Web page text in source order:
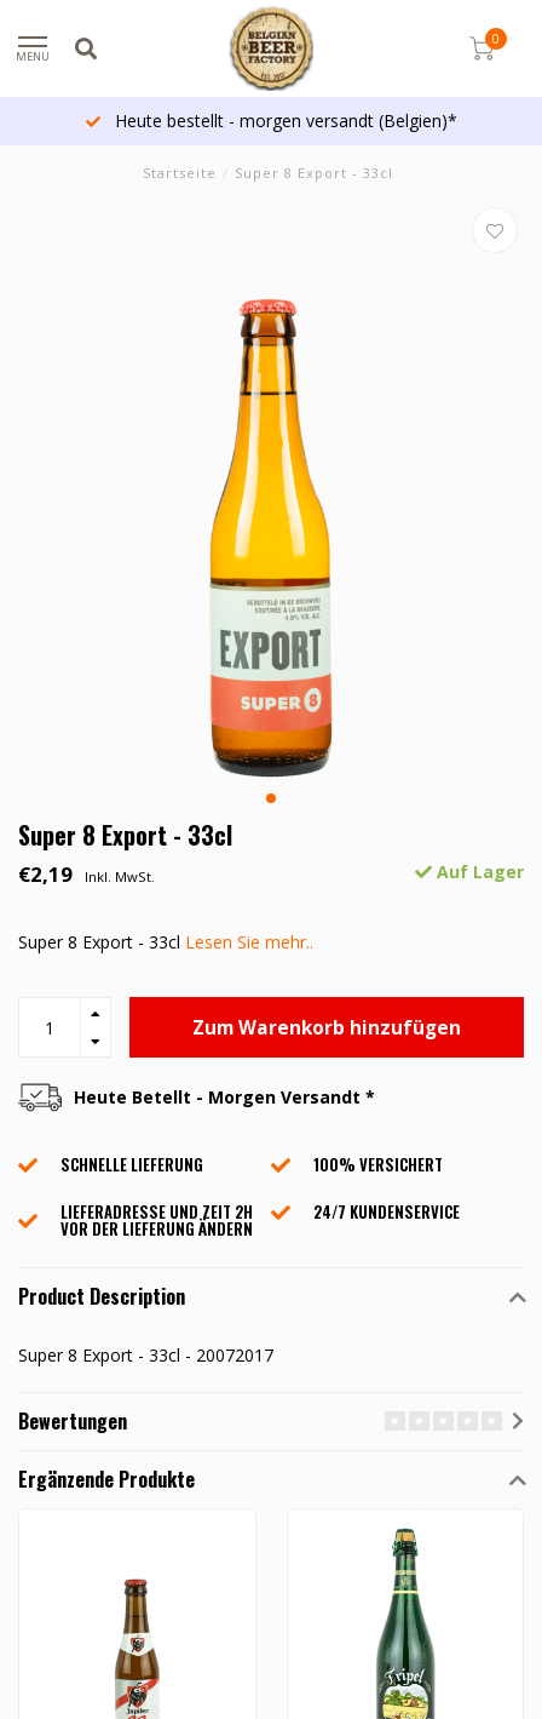
MENU
0
Heute bestellt - morgen versandt (Belgien)*
Startseite / Super 8 Export - 33cl
Super 8 Export - 33cl
€2,19 Inkl. MwSt. Auf Lager
Super 8 Export - 33cl Lesen Sie mehr..
Zum Warenkorb hinzufügen
Heute Betellt - Morgen Versandt *
SCHNELLE LIEFERUNG
100% VERSICHERT
LIEFERADRESSE UND ZEIT 2H
VOR DER LIEFERUNG ÄNDERN
24/7 KUNDENSERVICE
Product Description
Super 8 Export - 33cl - 20072017
Bewertungen
Ergänzende Produkte